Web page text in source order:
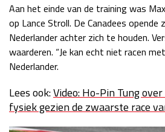
Aan het einde van de training was
op Lance Stroll. De Canadees opende
Nederlander achter zich te houden.
waarderen. “Je kan echt niet racen
Nederlander.
Lees ook:Video: Ho-Pin Tung
fysiek gezien de zwaarste race